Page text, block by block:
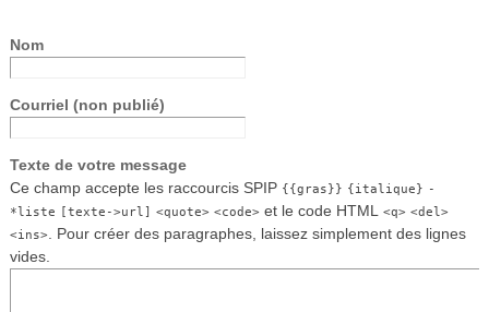
Nom
Courriel (non publié)
Texte de votre message
Ce champ accepte les raccourcis SPIP {{gras}} {italique} -
*liste [texte->url] <quote> <code>et le code HTML <q> <del>
<ins>. Pour créer des paragraphes, laissez simplement des lignes
vides.